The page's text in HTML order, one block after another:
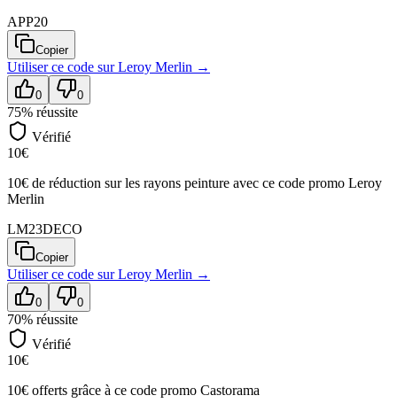
APP20
Copier
Utiliser ce code surLeroy Merlin →
0 0
75% réussite
Vérifié
10€
10€ de réduction sur les rayons peinture avec ce code promo Leroy
Merlin
LM23DECO
Copier
Utiliser ce code surLeroy Merlin →
0 0
70% réussite
Vérifié
10€
10€ offerts grâce à ce code promo Castorama